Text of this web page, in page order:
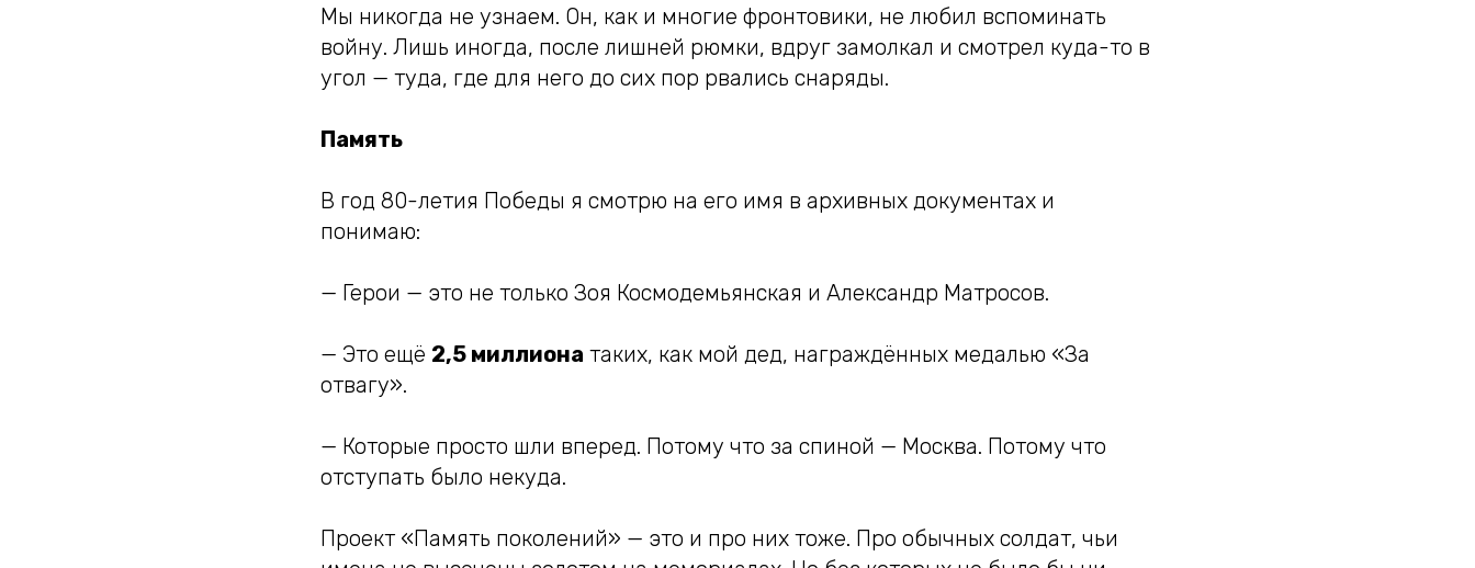
Мы никогда не узнаем. Он, как и многие фронтовики, не любил вспоминать
войну. Лишь иногда, после лишней рюмки, вдруг замолкал и смотрел куда-то в
угол — туда, где для него до сих пор рвались снаряды.
Память
В год 80-летия Победы я смотрю на его имя в архивных документах и
понимаю:
— Герои — это не только Зоя Космодемьянская и Александр Матросов.
— Это ещё 2,5 миллиона таких, как мой дед, награждённых медалью «За
отвагу».
— Которые просто шли вперед. Потому что за спиной — Москва. Потому что
отступать было некуда.
Проект «Память поколений» — это и про них тоже. Про обычных солдат, чьи